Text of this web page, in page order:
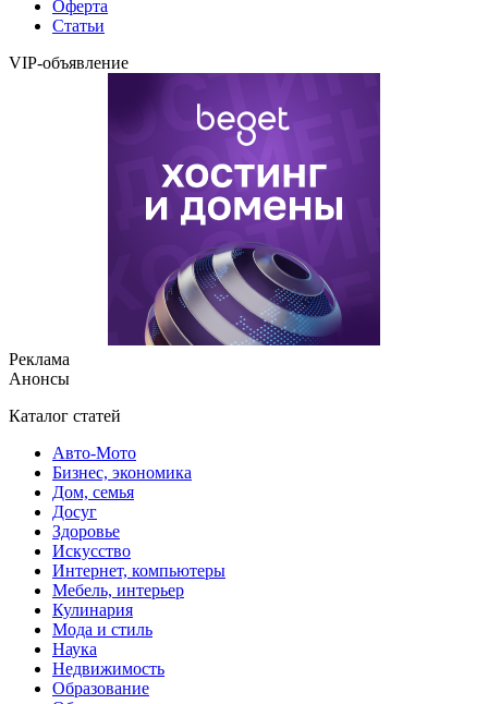
Оферта
Статьи
VIP-объявление
Реклама
Анонсы
Каталог статей
Авто-Мото
Бизнес, экономика
Дом, семья
Досуг
Здоровье
Искусство
Интернет, компьютеры
Мебель, интерьер
Кулинария
Мода и стиль
Наука
Недвижимость
Образование